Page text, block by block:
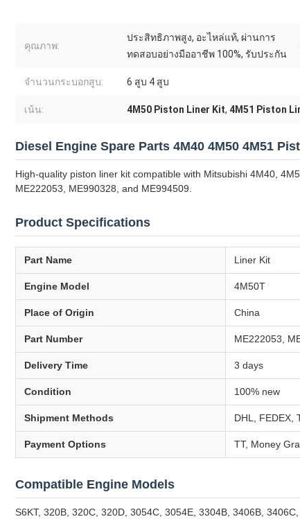
คุณภาพ:
ประสิทธิภาพสูง, อะไหล่แท้, ผ่านการ
ทดสอบอย่างมืออาชีพ 100%, รับประกัน
จำนวนกระบอกสูบ: 6 สูบ 4 สูบ
เน้น: 4M50 Piston Liner Kit, 4M51 Piston
Diesel Engine Spare Parts 4M40 4M50 4M51
High-quality piston liner kit compatible with Mitsubishi 4M40,
ME222053, ME990328, and ME994509.
Product Specifications
Part Name Liner Kit
Engine Model 4M50T
Place of Origin China
Part Number ME222053,
Delivery Time 3 days
Condition 100% new
Shipment Methods DHL, FEDEX,
Payment Options TT, Money
Compatible Engine Models
S6KT, 320B, 320C, 320D, 3054C, 3054E, 3304B, 3406B,